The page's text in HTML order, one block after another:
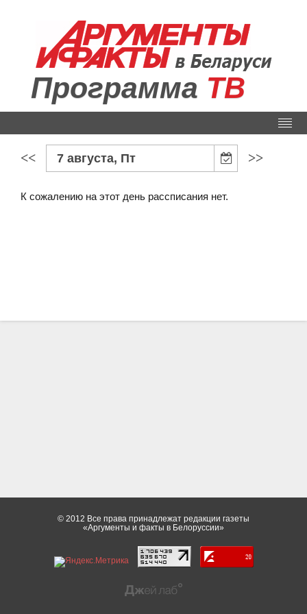
Программа ТВ
<< 7 августа, Пт >>
К сожалению на этот день рассписания нет.
© 2012 Все права принадлежат редакции газеты
«Аргументы и факты в Белоруссии»